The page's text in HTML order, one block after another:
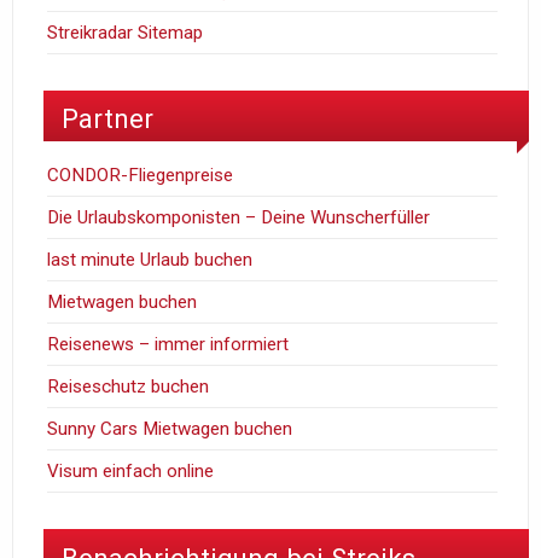
Streikradar Sitemap
Partner
CONDOR-Fliegenpreise
Die Urlaubskomponisten – Deine Wunscherfüller
last minute Urlaub buchen
Mietwagen buchen
Reisenews – immer informiert
Reiseschutz buchen
Sunny Cars Mietwagen buchen
Visum einfach online